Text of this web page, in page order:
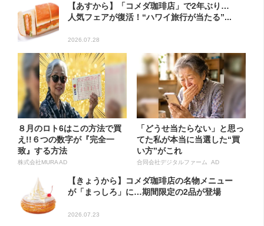
【あすから】「コメダ珈琲店」で2年ぶり…
人気フェアが復活！“ハワイ旅行が当たる”...
2026.07.28
８月のロト6はこの方法で買
え!!６つの数字が『完全一
致』する方法
株式会社MURA AD
「どうせ当たらない」と思っ
てた私が本当に当選した“買
い方”がこれ
合同会社デジタルファーム AD
【きょうから】コメダ珈琲店の名物メニュー
が「まっしろ」に…期間限定の2品が登場
2026.07.23